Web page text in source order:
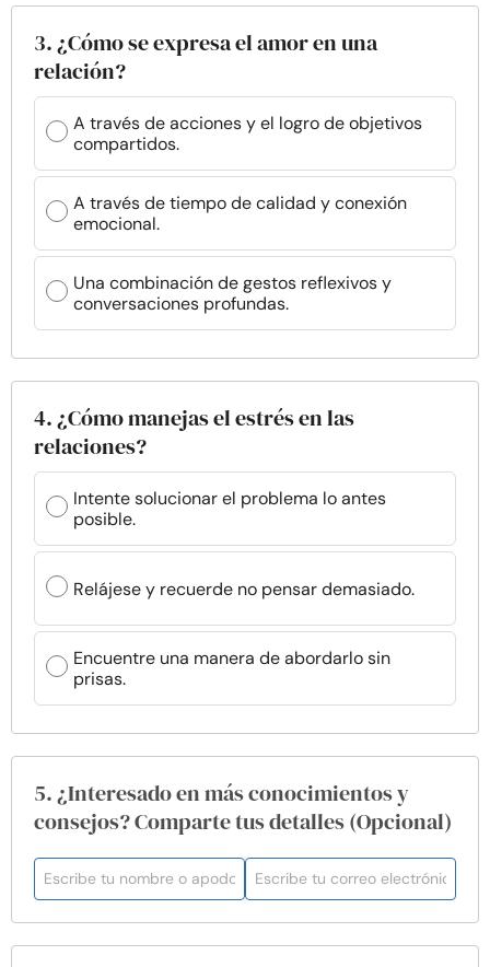
3. ¿Cómo se expresa el amor en una
relación?
A través de acciones y el logro de objetivos
compartidos.
A través de tiempo de calidad y conexión
emocional.
Una combinación de gestos reflexivos y
conversaciones profundas.
4. ¿Cómo manejas el estrés en las
relaciones?
Intente solucionar el problema lo antes
posible.
Relájese y recuerde no pensar demasiado.
Encuentre una manera de abordarlo sin
prisas.
5. ¿Interesado en más conocimientos y
consejos? Comparte tus detalles (Opcional)